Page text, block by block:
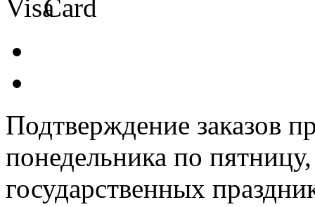
Подтверждение заказов
понедельника по
государственных